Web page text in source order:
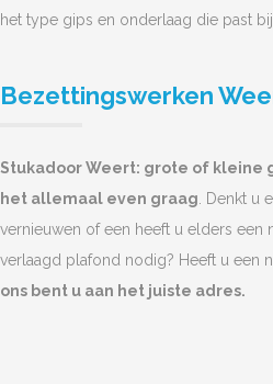
het type gips en onderlaag die past
Bezettingswerken
Stukadoor Weert: grote of kleine
het allemaal even graag. Denkt u
vernieuwen of een heeft u elders een
verlaagd plafond nodig? Heeft u een
ons bent u aan het juiste adres.